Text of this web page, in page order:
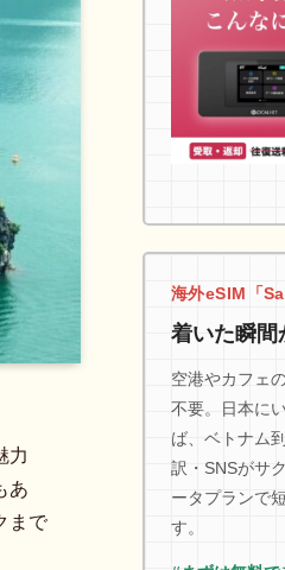
力
あ
まで
海外eSIM「
着いた瞬間
空港やカフェ
不要。日本に
ば、ベトナム
訳・SNSがサ
ータプランで
す。